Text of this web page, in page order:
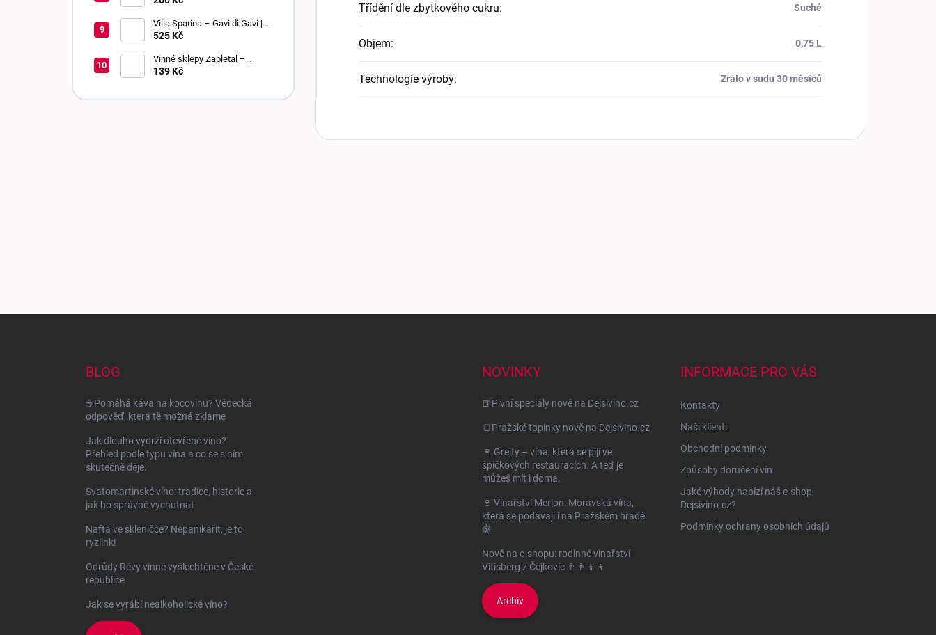
Villa Sparina – Gavi di Gavi |
DOCG | suché
525 Kč
Vinné sklepy Zapletal –
Chardonnay 2024 | kabinetní
139 Kč
Třídění dle zbytkového cukru: Suché
Objem: 0,75 L
Technologie výroby: Zrálo v sudu 30 měsíců
BLOG
☕Pomáhá káva na kocovinu? Vědecká
odpověď, která tě možná zklame
Jak dlouho vydrží otevřené víno?
Přehled podle typu vína a co se s ním
skutečně děje.
Svatomartinské víno: tradice, historie a
jak ho správně vychutnat
Nafta ve skleničce? Nepanikařit, je to
ryzlink!
Odrůdy Révy vinné vyšlechtěné v České
republice
Jak se vyrábí nealkoholické víno?
NOVINKY
🍺Pivní speciály nově na Dejsivino.cz
🍞Pražské topinky nově na Dejsivino.cz
🍷 Grejty – vína, která se pijí ve
špičkových restauracích. A teď je
můžeš mít i doma.
🍷 Vinařství Merlon: Moravská vína,
která se podávají i na Pražském hradě
🍇
Nově na e-shopu: rodinné vinařství
Vitisberg z Čejkovic 👨‍👩‍👦‍👦
Archiv
INFORMACE PRO VÁS
Kontakty
Naši klienti
Obchodní podmínky
Způsoby doručení vín
Jaké výhody nabízí náš e-shop
Dejsivino.cz?
Podmínky ochrany osobních údajů